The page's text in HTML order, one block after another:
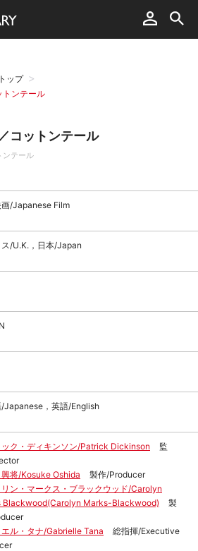
ップ
ンテール
コットンテール
テール
画/Japanese Film
ス/U.K.，日本/Japan
/Japanese，英語/English
ック・ディキンソン/Patrick Dickinson
監
将/Kosuke Oshida
製作/Producer
リン・マークス・ブラックウッド/Carolyn
Blackwood(Carolyn Marks-Blackwood)
製
エル・タナ/Gabrielle Tana
総指揮/Executive